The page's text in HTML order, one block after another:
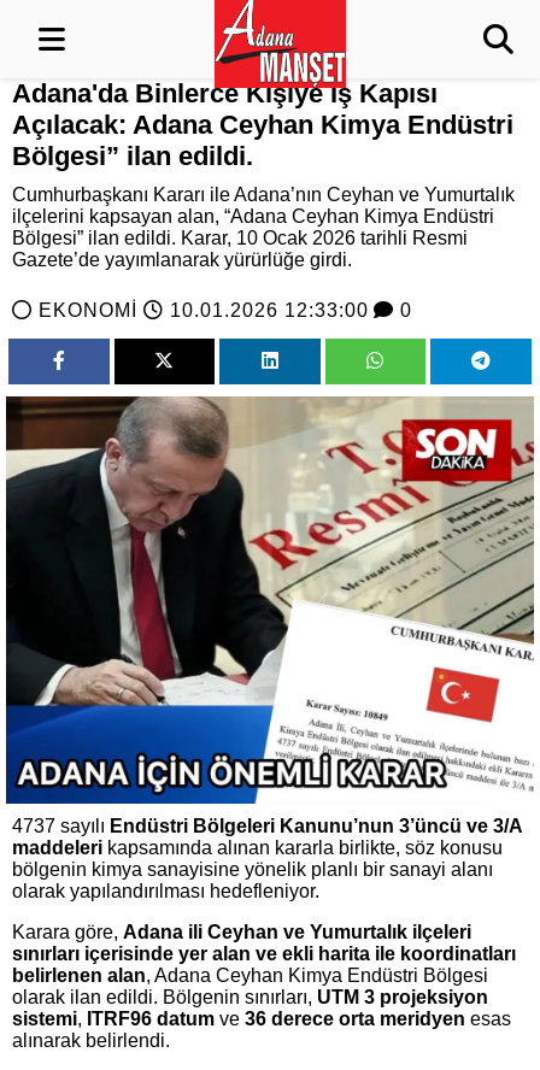
Adana'da Binlerce Kişiye İş Kapısı
Açılacak: Adana Ceyhan Kimya Endüstri
Bölgesi” ilan edildi.
Cumhurbaşkanı Kararı ile Adana’nın Ceyhan ve Yumurtalık
ilçelerini kapsayan alan, “Adana Ceyhan Kimya Endüstri
Bölgesi” ilan edildi. Karar, 10 Ocak 2026 tarihli Resmi
Gazete’de yayımlanarak yürürlüğe girdi.
EKONOMİ 10.01.2026 12:33:00 0
4737 sayılı Endüstri Bölgeleri Kanunu’nun 3’üncü ve 3/A
maddeleri kapsamında alınan kararla birlikte, söz konusu
bölgenin kimya sanayisine yönelik planlı bir sanayi alanı
olarak yapılandırılması hedefleniyor.
Karara göre, Adana ili Ceyhan ve Yumurtalık ilçeleri
sınırları içerisinde yer alan ve ekli harita ile koordinatları
belirlenen alan, Adana Ceyhan Kimya Endüstri Bölgesi
olarak ilan edildi. Bölgenin sınırları, UTM 3 projeksiyon
sistemi, ITRF96 datum ve 36 derece orta meridyen esas
alınarak belirlendi.